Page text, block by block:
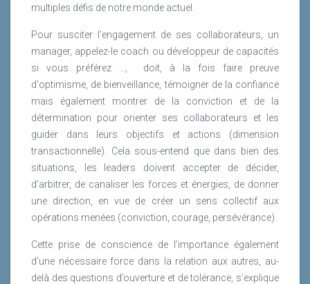
multiples défis de notre monde actuel.
Pour susciter l’engagement de ses collaborateurs, un
manager, appelez-le coach ou développeur de capacités
si vous préférez …,
doit, à la fois faire preuve
d'optimisme, de bienveillance, témoigner de la confiance
mais également montrer de la conviction et de la
détermination pour orienter ses collaborateurs et les
guider dans leurs objectifs et actions (dimension
transactionnelle). Cela sous-entend que dans bien des
situations, les leaders doivent accepter de décider,
d’arbitrer, de canaliser les forces et énergies, de donner
une direction, en vue de créer un sens collectif aux
opérations menées (conviction, courage, persévérance).
Cette prise de conscience de l’importance également
d’une nécessaire force dans la relation aux autres, au-
delà des questions d’ouverture et de tolérance, s’explique